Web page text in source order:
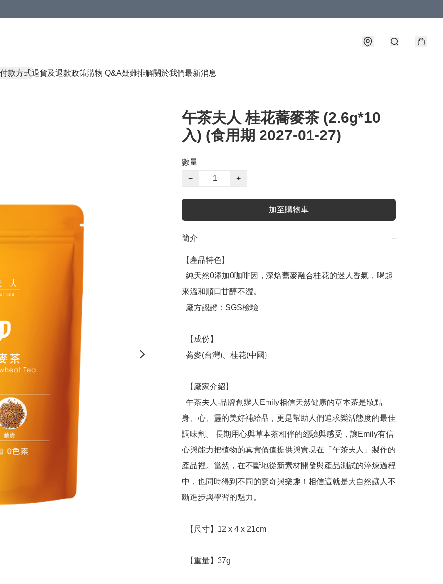
付款方式退貨及退款政策購物 Q&A疑難排解關於我們最新消息
午茶夫人 桂花蕎麥茶 (2.6g*10
入) (食用期 2027-01-27)
數量
−
+
加至購物車
簡介 −
【產品特色】
來溫和順口甘醇不澀。
身、心、靈的美好補給品，更是幫助人們追求樂活態度的最佳
調味劑。 長期用心與草本茶相伴的經驗與感受，讓Emily有信
心與能力把植物的真實價值提供與實現在「午茶夫人」製作的
產品裡。當然，在不斷地從新素材開發與產品測試的淬煉過程
中，也同時得到不同的驚奇與樂趣！相信這就是大自然讓人不
斷進步與學習的魅力。